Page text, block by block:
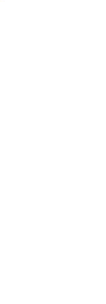
do pulmão são
com enfarte
linha no cancro da